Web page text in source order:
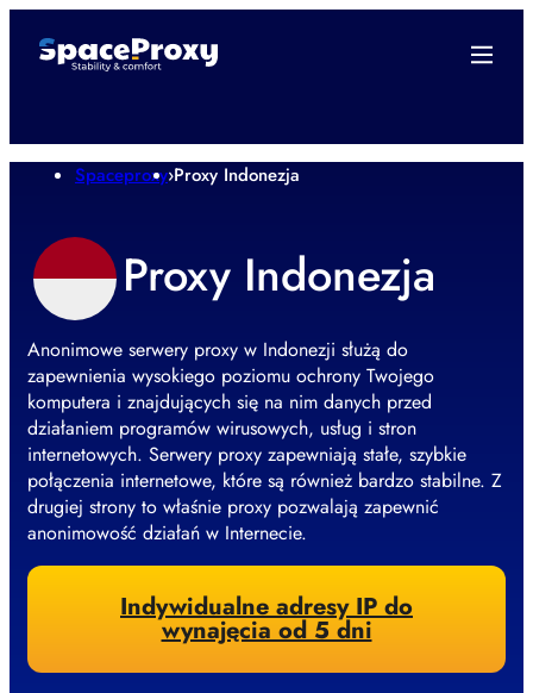
Spaceproxy›Proxy Indonezja
Proxy Indonezja
Anonimowe serwery proxy w Indonezji służą do
zapewnienia wysokiego poziomu ochrony Twojego
komputera i znajdujących się na nim danych przed
działaniem programów wirusowych, usług i stron
internetowych. Serwery proxy zapewniają stałe, szybkie
połączenia internetowe, które są również bardzo stabilne. Z
drugiej strony to właśnie proxy pozwalają zapewnić
anonimowość działań w Internecie.
Indywidualne adresy IP do
wynajęcia od 5 dni